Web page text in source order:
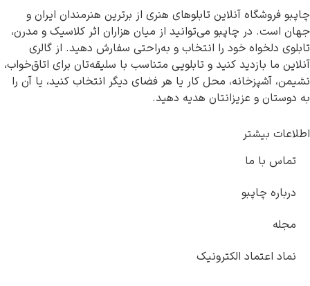
آنلاین تابلوهای هنری از برترین هنرمندان ایران و
چاپبو می‌توانید از میان هزاران اثر کلاسیک و مدرن،
خود را انتخاب و به‌راحتی سفارش دهید. از گالری
کنید و تابلویی متناسب با سلیقه‌تان برای اتاق‌خواب،
محل کار یا هر فضای دیگر انتخاب کنید، یا آن را
عزیزانتان هدیه دهید.
الکترونیک